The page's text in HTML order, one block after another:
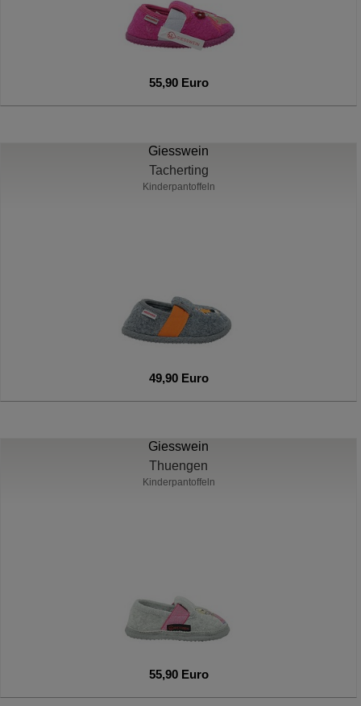
55,90 Euro
Giesswein
Tacherting
Kinderpantoffeln
49,90 Euro
Giesswein
Thuengen
Kinderpantoffeln
55,90 Euro